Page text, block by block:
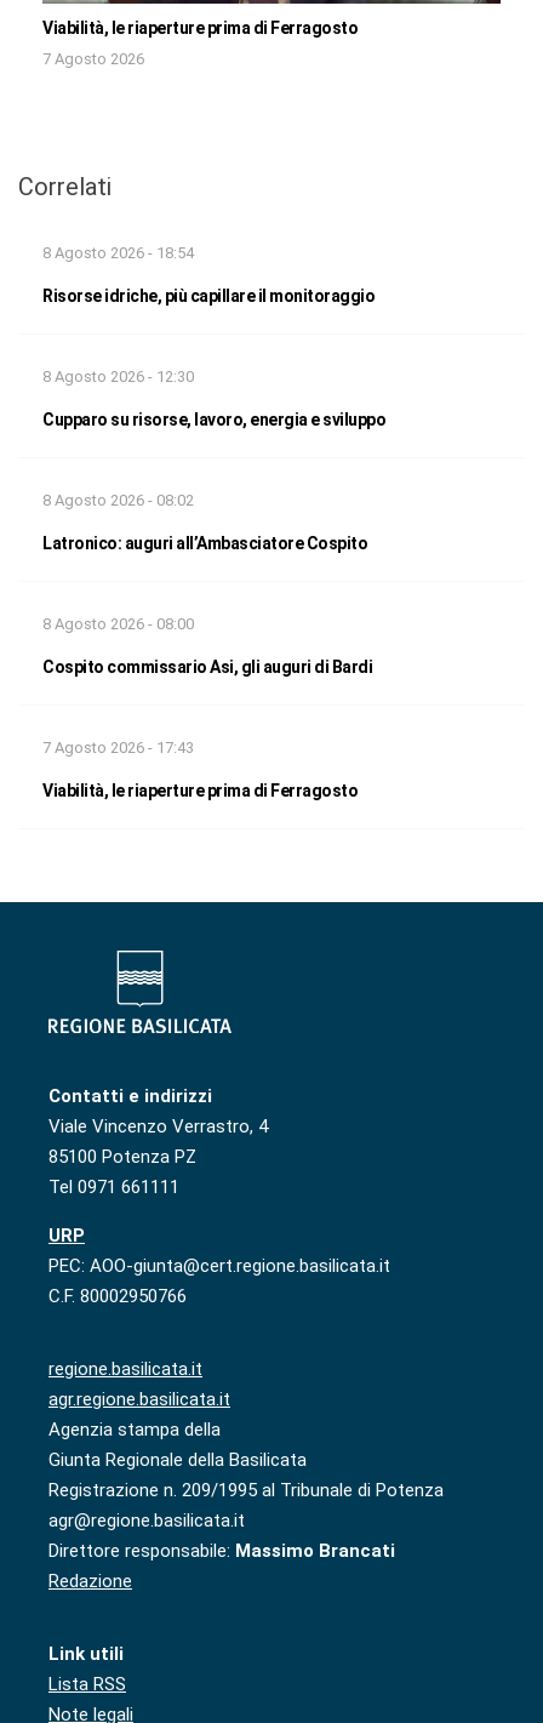
Viabilità, le riaperture prima di Ferragosto
7 Agosto 2026
Correlati
8 Agosto 2026 - 18:54
Risorse idriche, più capillare il monitoraggio
8 Agosto 2026 - 12:30
Cupparo su risorse, lavoro, energia e sviluppo
8 Agosto 2026 - 08:02
Latronico: auguri all’Ambasciatore Cospito
8 Agosto 2026 - 08:00
Cospito commissario Asi, gli auguri di Bardi
7 Agosto 2026 - 17:43
Viabilità, le riaperture prima di Ferragosto
Contatti e indirizzi
Viale Vincenzo Verrastro, 4
85100 Potenza PZ
Tel 0971 661111
URP
PEC: AOO-giunta@cert.regione.basilicata.it
C.F. 80002950766
regione.basilicata.it
agr.regione.basilicata.it
Agenzia stampa della
Giunta Regionale della Basilicata
Registrazione n. 209/1995 al Tribunale di Potenza
agr@regione.basilicata.it
Direttore responsabile: Massimo Brancati
Redazione
Link utili
Lista RSS
Note legali